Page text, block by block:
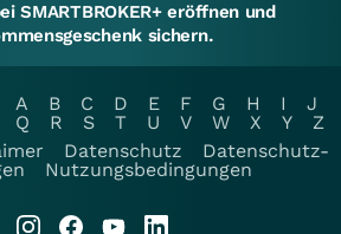
SMARTBROKER+ eröffnen und
sichern.
A B C D E F G H I
J
Q R S T U V W X Y
Z
Datenschutz
Datenschutz-
Nutzungsbedingungen